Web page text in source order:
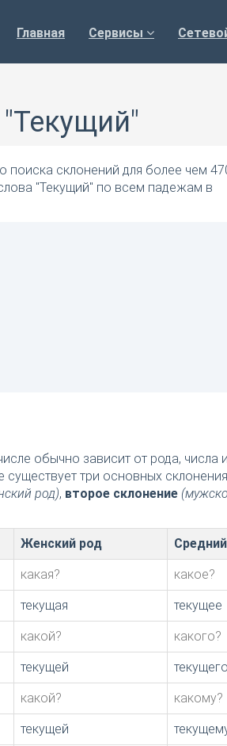
Главная Сервисы
склонений для более чем
"Текущий" по всем падежам в
обычно зависит от рода, числа
три основных
род), второе склонение
Женский род
какая? какое?
текущая текущее
какой? какого?
текущей текущего
какой? какому?
текущей